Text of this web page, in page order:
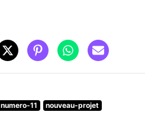
numero-11 nouveau-projet